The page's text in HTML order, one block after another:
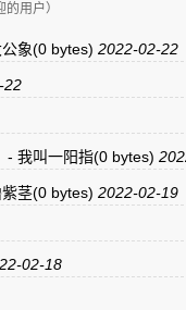
用户）
象(0 bytes) 2022-02-22
22
- 我叫一阳指(0 bytes)
茎(0 bytes) 2022-02-19
02-18